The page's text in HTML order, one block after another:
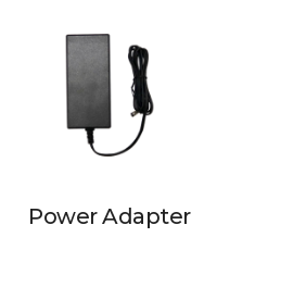
Power Adapter